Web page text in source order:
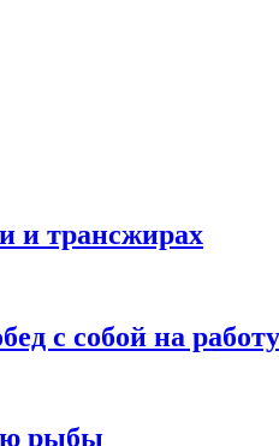
и трансжирах
с собой на работу
рыбы